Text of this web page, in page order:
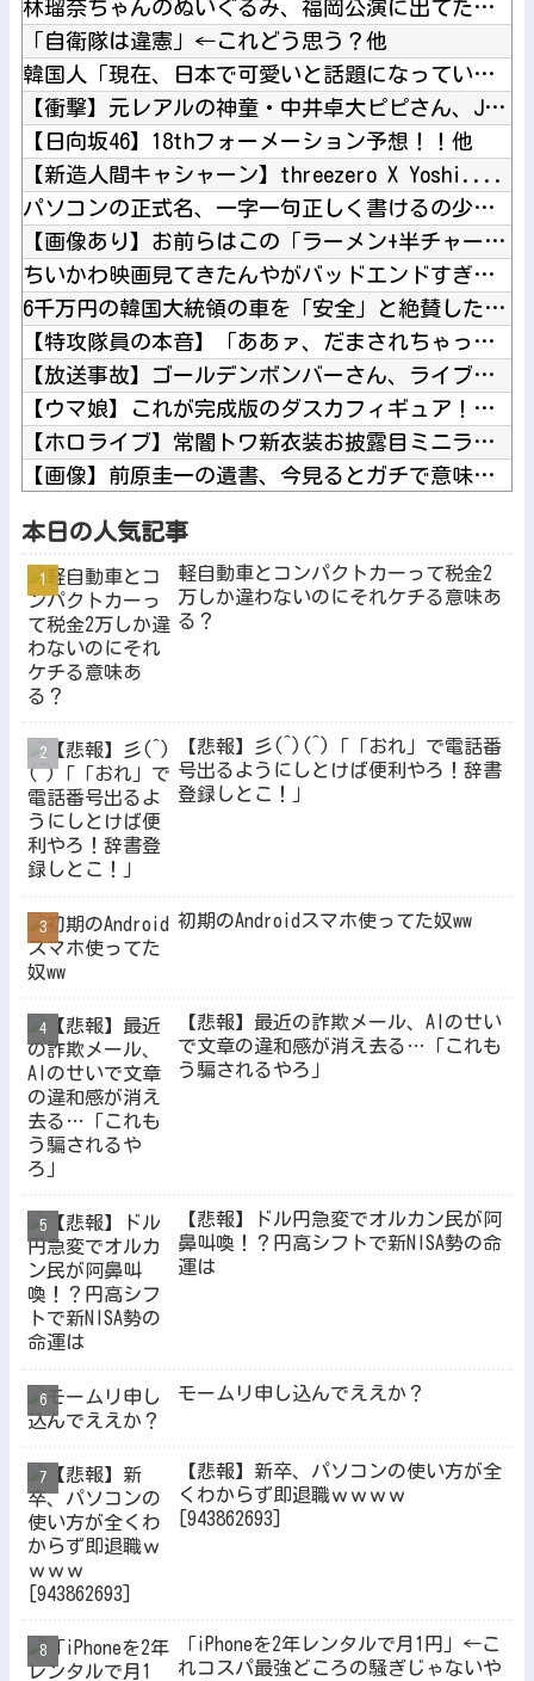
林瑠奈ちゃんのぬいぐるみ、福岡公演に出てたｗ【乃木坂46】他
「自衛隊は違憲」←これどう思う？他
韓国人「現在、日本で可愛いと話題になっている高校野球部のマネ...
【衝撃】元レアルの神童・中井卓大ピピさん、Jリーグ初挑戦で開...
【日向坂46】18thフォーメーション予想！！他
【新造人間キャシャーン】threezero X Yoshi....
パソコンの正式名、一字一句正しく書けるの少数派説他
【画像あり】お前らはこの「ラーメン+半チャーハン+餃子」にい...
ちいかわ映画見てきたんやがバッドエンドすぎん？他
6千万円の韓国大統領の車を「安全」と絶賛した某メディア、高市...
【特攻隊員の本音】「ああァ、だまされちゃった。今度生れる時は...
【放送事故】ゴールデンボンバーさん、ライブ中にヤバい観客が乱...
【ウマ娘】これが完成版のダスカフィギュア！？「デカ過ぎんだろ...
【ホロライブ】常闇トワ新衣装お披露目ミニライブ！お笑い芸人み...
【画像】前原圭一の遺書、今見るとガチで意味不明すぎるwww他
本日の人気記事
軽自動車とコンパクトカーって税金2
万しか違わないのにそれケチる意味あ
る？
【悲報】彡(^)(^)「「おれ」で電話番
号出るようにしとけば便利やろ！辞書
登録しとこ！」
初期のAndroidスマホ使ってた奴ww
【悲報】最近の詐欺メール、AIのせい
で文章の違和感が消え去る…「これも
う騙されるやろ」
【悲報】ドル円急変でオルカン民が阿
鼻叫喚！？円高シフトで新NISA勢の命
運は
モームリ申し込んでええか？
【悲報】新卒、パソコンの使い方が全
くわからず即退職ｗｗｗｗ
[943862693]
「iPhoneを2年レンタルで月1円」←こ
れコスパ最強どころの騒ぎじゃないや